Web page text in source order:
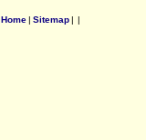
Home| Sitemap| |